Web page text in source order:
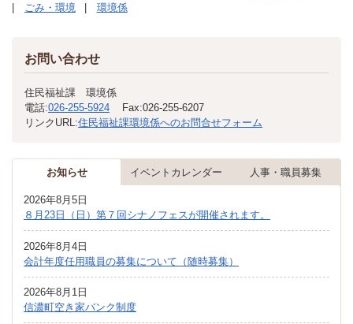
ごみ・環境
環境係
お問い合わせ
住民福祉課 環境係
電話:026-255-5924 Fax:026-255-6207
リンクURL:住民福祉課環境係へのお問合せフォーム
お知らせ イベントカレンダー 人事・職員募集
2026年8月5日
８月23日（日）第７回シナノフェスが開催されます。
2026年8月4日
会計年度任用職員の募集について（随時募集）
2026年8月1日
信濃町空き家バンク制度